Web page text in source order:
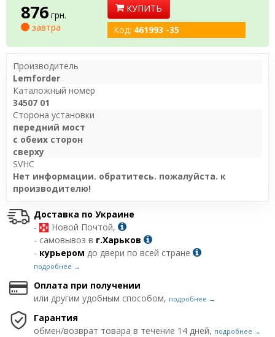
876 грн.
завтра
КУПИТЬ
Код: 461993 -35
Производитель
Lemforder
Каталожный номер
34507 01
Сторона установки
передний мост
с обеих сторон
сверху
SVHC
Нет информации. обратитесь. пожалуйста. к
производителю!
Доставка по Украине
-
Новой Почтой,
- самовывоз в г.Харьков
- курьером до двери по всей стране
подробнее →
Оплата при получении
или другим удобным способом, подробнее →
Гарантия
обмен/возврат товара в течение 14 дней, подробнее →